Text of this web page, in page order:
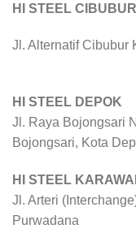
HI STEEL CIBUBUR
Jl. Alternatif Cibubur
HI STEEL DEPOK
Jl. Raya Bojongsari
Bojongsari, Kota
HI STEEL
Jl. Arteri
Purwadana